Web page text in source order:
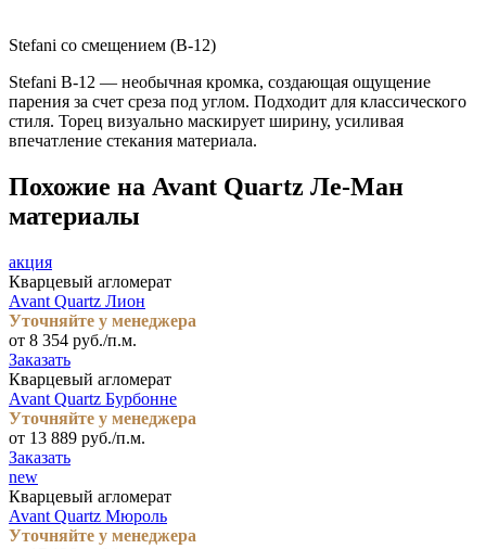
Stefani со смещением (B-12)
Stefani B-12 — необычная кромка, создающая ощущение
парения за счет среза под углом. Подходит для классического
стиля. Торец визуально маскирует ширину, усиливая
впечатление стекания материала.
Похожие на Avant Quartz Ле-Ман
материалы
акция
Кварцевый агломерат
Avant Quartz Лион
Уточняйте у менеджера
от 8 354 руб./п.м.
Заказать
Кварцевый агломерат
Avant Quartz Бурбонне
Уточняйте у менеджера
от 13 889 руб./п.м.
Заказать
new
Кварцевый агломерат
Avant Quartz Мюроль
Уточняйте у менеджера